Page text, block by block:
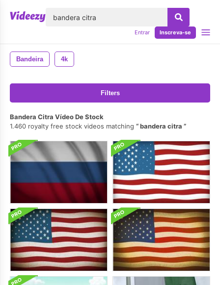
Entrar Inscreva-se
Bandeira 4k
Filters
Bandera Citra Vídeo De Stock
1.460 royalty free stock videos matching
bandera citra